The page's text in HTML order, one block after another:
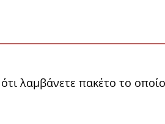
λαμβάνετε πα­κέτο το